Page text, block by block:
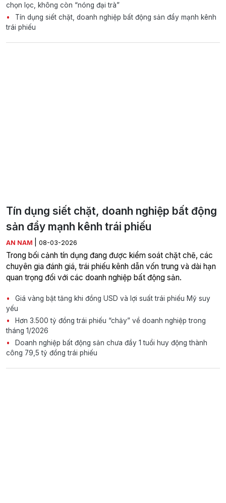
chọn lọc, không còn “nóng đại trà”
Tín dụng siết chặt, doanh nghiệp bất động sản đẩy mạnh kênh
trái phiếu
Tín dụng siết chặt, doanh nghiệp bất động
sản đẩy mạnh kênh trái phiếu
AN NAM 08-03-2026
Trong bối cảnh tín dụng đang được kiểm soát chặt chẽ, các
chuyên gia đánh giá, trái phiếu kênh dẫn vốn trung và dài hạn
quan trọng đối với các doanh nghiệp bất động sản.
Giá vàng bật tăng khi đồng USD và lợi suất trái phiếu Mỹ suy
yếu
Hơn 3.500 tỷ đồng trái phiếu “chảy” về doanh nghiệp trong
tháng 1/2026
Doanh nghiệp bất động sản chưa đầy 1 tuổi huy động thành
công 79,5 tỷ đồng trái phiếu